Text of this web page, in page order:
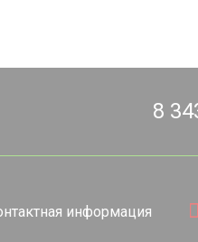
8
информация